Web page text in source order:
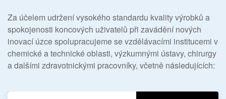
Za účelem udržení vysokého standardu kvality výrobků a
spokojenosti koncových uživatelů při zavádění nových
inovací úzce spolupracujeme se vzdělávacími institucemi v
chemické a technické oblasti, výzkumnými ústavy, chirurgy
a dalšími zdravotnickými pracovníky, včetně následujících: